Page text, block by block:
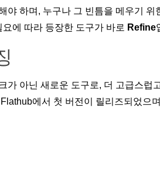
야 하며, 누구나 그 빈틈을 메우기 위
에 따라 등장한 도구가 바로 Refine
가 아닌 새로운 도구로, 더 고급스럽
에서 첫 버전이 릴리즈되었으